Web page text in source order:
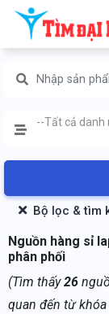
--Tất cả danh
Bộ lọc & tìm
Nguồn hàng sỉ
phân phối
(Tìm thấy26
quan đến từ khóa